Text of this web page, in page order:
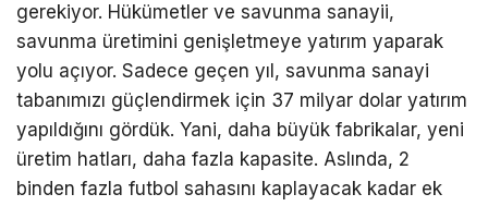
gerekiyor. Hükümetler ve savunma sanayii,
savunma üretimini genişletmeye yatırım yaparak
yolu açıyor. Sadece geçen yıl, savunma sanayi
tabanımızı güçlendirmek için 37 milyar dolar yatırım
yapıldığını gördük. Yani, daha büyük fabrikalar, yeni
üretim hatları, daha fazla kapasite. Aslında, 2
binden fazla futbol sahasını kaplayacak kadar ek